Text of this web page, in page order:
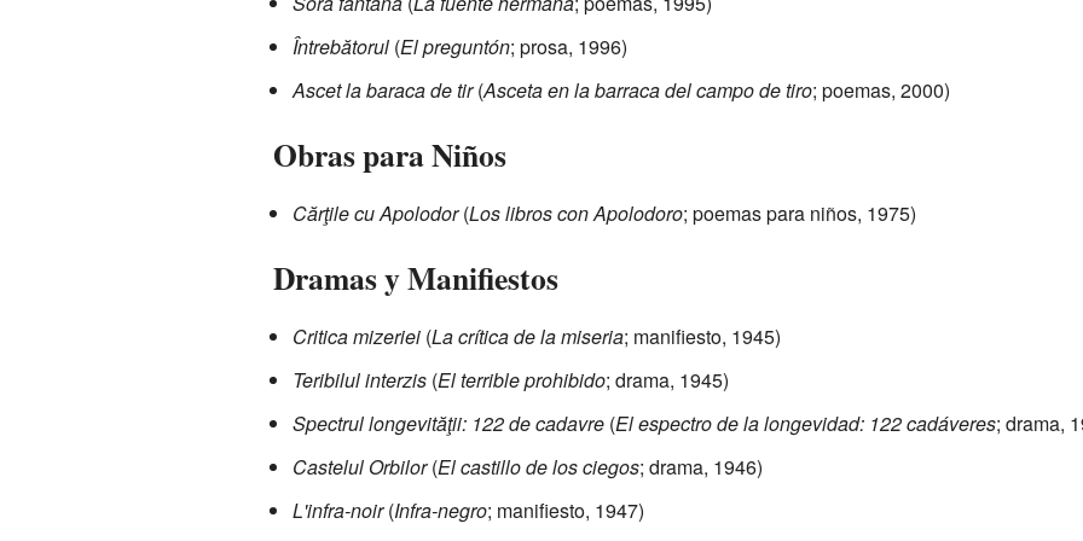
Întrebătorul(El preguntón; prosa, 1996)
Ascet la baraca de tir(Asceta en la barraca del campo de tiro; poemas, 2000)
Obras para Niños
Cărţile cu Apolodor(Los libros con Apolodoro; poemas para niños, 1975)
Dramas y Manifiestos
Critica mizeriei(La crítica de la miseria; manifiesto, 1945)
Teribilul interzis(El terrible prohibido; drama, 1945)
Spectrul longevităţii: 122 de cadavre(El espectro de la longevidad: 122 cadáveres; drama,
Castelul Orbilor(El castillo de los ciegos; drama, 1946)
L'infra-noir(Infra-negro; manifiesto, 1947)